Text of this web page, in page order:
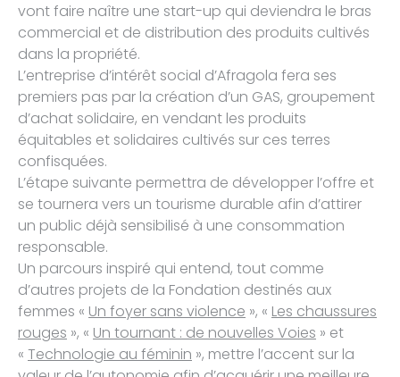
vont faire naître une start-up qui deviendra le bras
commercial et de distribution des produits cultivés
dans la propriété.
L’entreprise d’intérêt social d’Afragola fera ses
premiers pas par la création d’un GAS, groupement
d’achat solidaire, en vendant les produits
équitables et solidaires cultivés sur ces terres
confisquées.
L’étape suivante permettra de développer l’offre et
se tournera vers un tourisme durable afin d’attirer
un public déjà sensibilisé à une consommation
responsable.
Un parcours inspiré qui entend, tout comme
d’autres projets de la Fondation destinés aux
femmes « Un foyer sans violence », « Les chaussures
rouges », « Un tournant : de nouvelles Voies » et
« Technologie au féminin », mettre l’accent sur la